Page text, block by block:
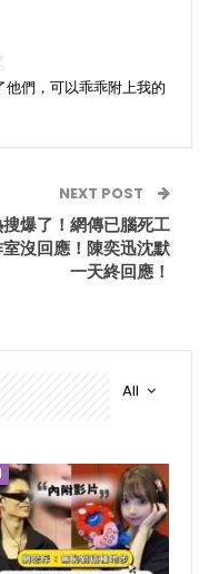
他們，可以乖乖附上我的
NEXT POST
爆了！網傳已腦死工
沒回應！陳奕迅沈默
一天終回應！
All